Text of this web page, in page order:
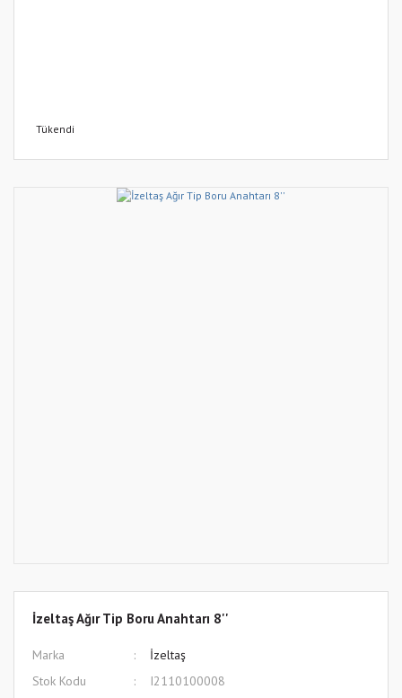
Tükendi
İzeltaş Ağır Tip Boru Anahtarı 8''
Marka
İzeltaş
Stok Kodu
I2110100008